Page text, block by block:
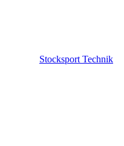
Stocksport Technik